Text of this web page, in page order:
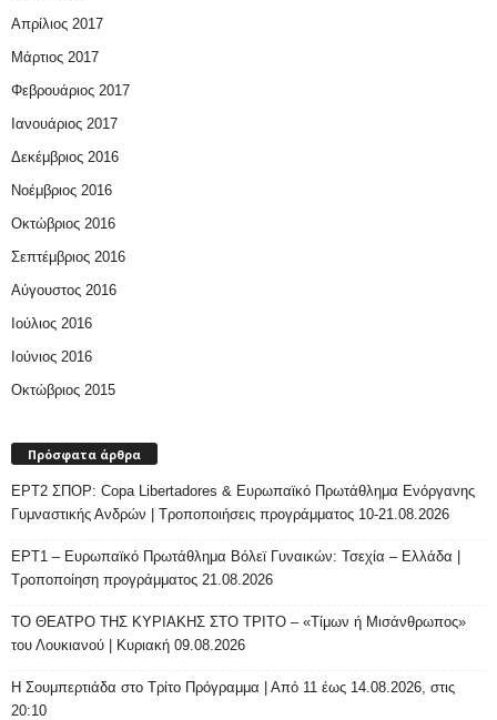
Απρίλιος 2017
Μάρτιος 2017
Φεβρουάριος 2017
Ιανουάριος 2017
Δεκέμβριος 2016
Νοέμβριος 2016
Οκτώβριος 2016
Σεπτέμβριος 2016
Αύγουστος 2016
Ιούλιος 2016
Ιούνιος 2016
Οκτώβριος 2015
Πρόσφατα άρθρα
ΕΡΤ2 ΣΠΟΡ: Copa Libertadores & Ευρωπαϊκό Πρωτάθλημα Ενόργανης
Γυμναστικής Ανδρών | Τροποποιήσεις προγράμματος 10-21.08.2026
ΕΡΤ1 – Ευρωπαϊκό Πρωτάθλημα Βόλεϊ Γυναικών: Τσεχία – Ελλάδα |
Τροποποίηση προγράμματος 21.08.2026
ΤΟ ΘΕΑΤΡΟ ΤΗΣ ΚΥΡΙΑΚΗΣ ΣΤΟ ΤΡΙΤΟ – «Τίμων ή Μισάνθρωπος»
του Λουκιανού | Κυριακή 09.08.2026
H Σουμπερτιάδα στο Τρίτο Πρόγραμμα | Από 11 έως 14.08.2026, στις
20:10